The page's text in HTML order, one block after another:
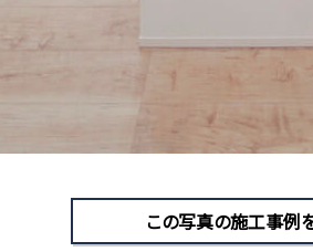
この写真の施工事例